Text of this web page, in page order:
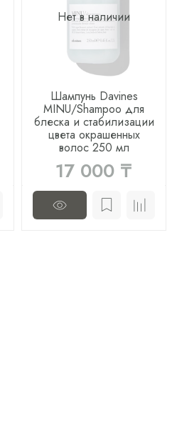
Нет в наличии
Шампунь Davines
MINU/Shampoo для
блеска и стабилизации
цвета окрашенных
волос 250 мл
17 000 ₸